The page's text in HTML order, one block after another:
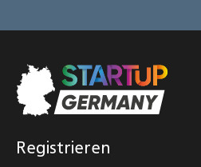
Registrieren